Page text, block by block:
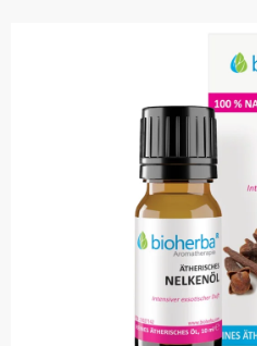
5
hviezdičiek.